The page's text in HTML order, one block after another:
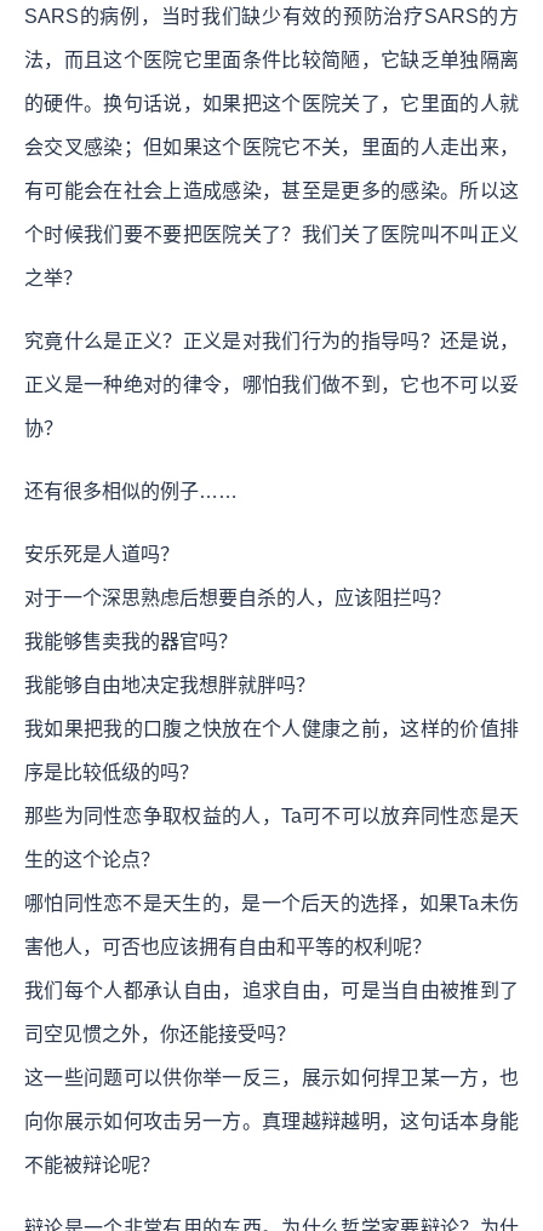
SARS的病例，当时我们缺少有效的预防治疗SARS的方
法，而且这个医院它里面条件比较简陋，它缺乏单独隔离
的硬件。换句话说，如果把这个医院关了，它里面的人就
会交叉感染；但如果这个医院它不关，里面的人走出来，
有可能会在社会上造成感染，甚至是更多的感染。所以这
个时候我们要不要把医院关了？我们关了医院叫不叫正义
之举？
究竟什么是正义？正义是对我们行为的指导吗？还是说，
正义是一种绝对的律令，哪怕我们做不到，它也不可以妥
协？
还有很多相似的例子……
安乐死是人道吗？
对于一个深思熟虑后想要自杀的人，应该阻拦吗？
我能够售卖我的器官吗？
我能够自由地决定我想胖就胖吗？
我如果把我的口腹之快放在个人健康之前，这样的价值排
序是比较低级的吗？
那些为同性恋争取权益的人，Ta可不可以放弃同性恋是天
生的这个论点？
哪怕同性恋不是天生的，是一个后天的选择，如果Ta未伤
害他人，可否也应该拥有自由和平等的权利呢？
我们每个人都承认自由，追求自由，可是当自由被推到了
司空见惯之外，你还能接受吗？
这一些问题可以供你举一反三，展示如何捍卫某一方，也
向你展示如何攻击另一方。真理越辩越明，这句话本身能
不能被辩论呢？